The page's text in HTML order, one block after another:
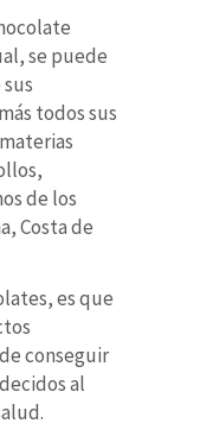
se puede
todos sus
de los
Costa de
es que
conseguir
al